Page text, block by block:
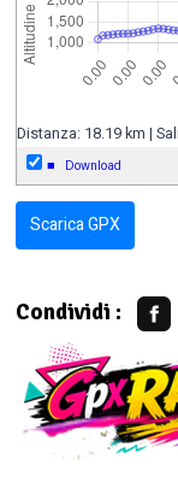
Distanza: 18.19 km |
■ Download
Scarica GPX
Condividi :